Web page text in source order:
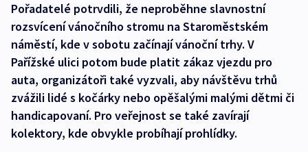
Pořadatelé potrvdili, že neproběhne slavnostní
rozsvícení vánočního stromu na Staroměstském
náměstí, kde v sobotu začínají vánoční trhy. V
Pařížské ulici potom bude platit zákaz vjezdu pro
auta, organizátoři také vyzvali, aby návštěvu trhů
zvážili lidé s kočárky nebo opěšalými malými dětmi či
handicapovaní. Pro veřejnost se také zavírají
kolektory, kde obvykle probíhají prohlídky.